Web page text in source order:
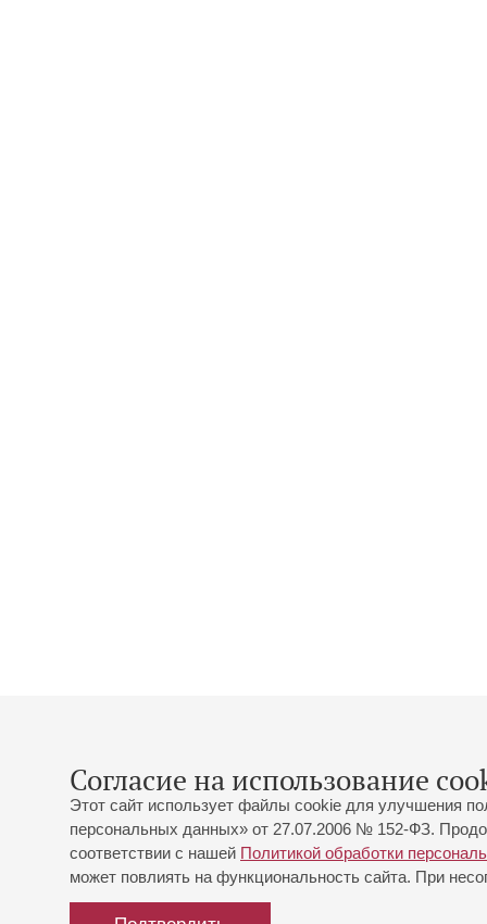
Согласие на использование
Этот сайт использует файлы cookie для улучшения
персональных данных» от 27.07.2006 № 152-ФЗ.
соответствии с нашей Политикой обработки
может повлиять на функциональность сайта. При